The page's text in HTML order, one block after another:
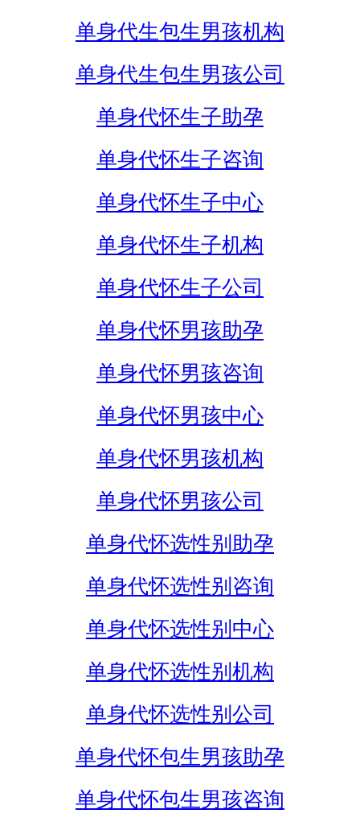
单身代生包生男孩机构
单身代生包生男孩公司
单身代怀生子助孕
单身代怀生子咨询
单身代怀生子中心
单身代怀生子机构
单身代怀生子公司
单身代怀男孩助孕
单身代怀男孩咨询
单身代怀男孩中心
单身代怀男孩机构
单身代怀男孩公司
单身代怀选性别助孕
单身代怀选性别咨询
单身代怀选性别中心
单身代怀选性别机构
单身代怀选性别公司
单身代怀包生男孩助孕
单身代怀包生男孩咨询